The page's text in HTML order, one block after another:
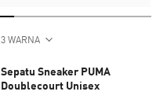
3 WARNA
Sepatu Sneaker PUMA
Doublecourt Unisex